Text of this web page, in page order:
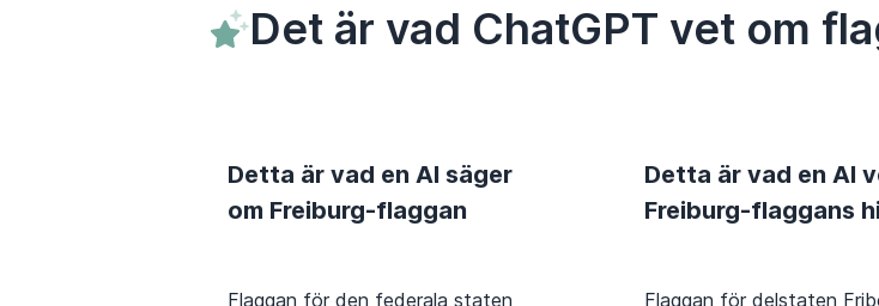
Det är vad ChatGPT vet om
Detta är vad en AI säger
om Freiburg-flaggan
Flaggan för den federala staten
Detta är vad en AI
Freiburg-flaggans
Flaggan för delstaten